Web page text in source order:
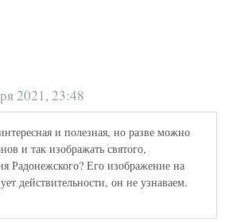
2021, 23:48
и полезная, но разве можно
и так изображать святого,
Радонежского? Его изображение на
действительности, он не узнаваем.